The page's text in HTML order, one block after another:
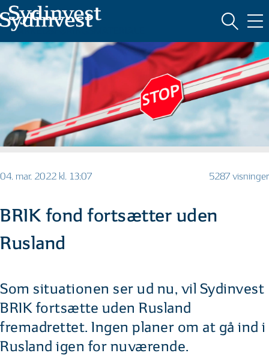
MARKEDSFØRINGSMATERIALE
04. mar. 2022 kl. 13:07 5287 visninger
BRIK fond fortsætter uden
Rusland
Som situationen ser ud nu, vil Sydinvest
BRIK fortsætte uden Rusland
fremadrettet. Ingen planer om at gå ind i
Rusland igen for nuværende.